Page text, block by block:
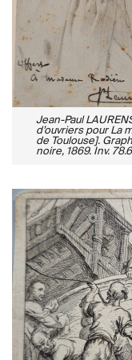
Jean-Paul
d’ouvriers pour La
de Toulouse].
noire, 1869. Inv.